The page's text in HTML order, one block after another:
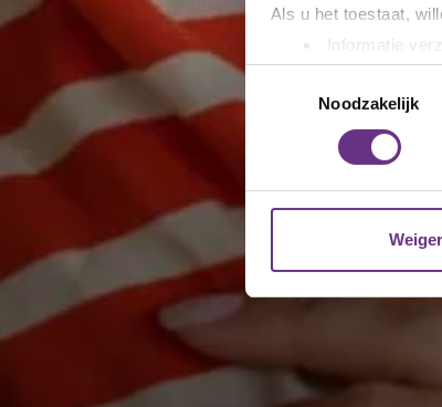
Als u het toestaat,
Informatie
Uw apparaat
Lees meer over hoe
toestemming op elk
websiteverkeer te
media, adverteren
U kunt uw
cookie-
Toestemmingsselectie
Noodzakelijk